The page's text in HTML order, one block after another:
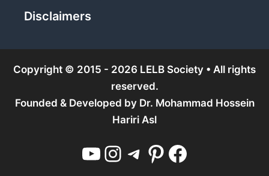
Disclaimers
Copyright © 2015 - 2026 LELB Society • All rights
reserved.
Founded & Developed by Dr. Mohammad Hossein
Hariri Asl
YouTube Instagram Telegram Pinterest Facebook